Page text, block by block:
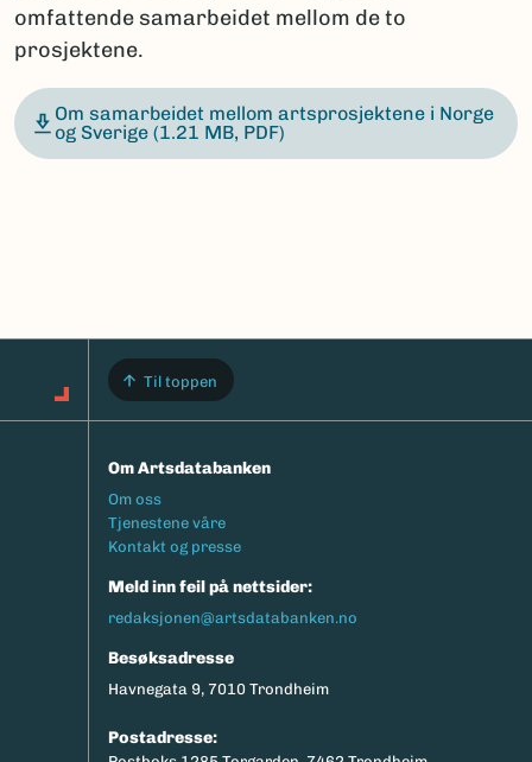
omfattende samarbeidet mellom de to
prosjektene.
Om samarbeidet mellom artsprosjektene i Norge
og Sverige (1.21 MB, PDF)
Til toppen
Om Artsdatabanken
Footermeny
Om oss
Tjenestene våre
Kontakt og presse
Meld inn feil på nettsider:
redaksjonen@artsdatabanken.no
Besøksadresse
Havnegata 9, 7010 Trondheim
Postadresse: